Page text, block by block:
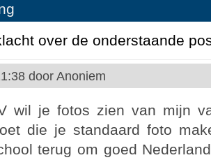
over de onderstaande
door Anoniem
wil je fotos zien van mijn
die je standaard foto
terug om goed